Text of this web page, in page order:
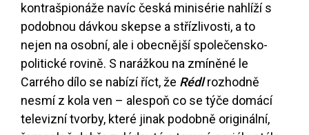
kontrašpionáže navíc česká minisérie nahlíží s
podobnou dávkou skepse a střízlivosti, a to
nejen na osobní, ale i obecnější společensko-
politické rovině. S narážkou na zmíněné le
Carrého dílo se nabízí říct, že Rédlrozhodně
nesmí z kola ven – alespoň co se týče domácí
televizní tvorby, které jinak podobně originální,